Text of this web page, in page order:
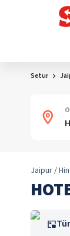
Setur
Jaipur /